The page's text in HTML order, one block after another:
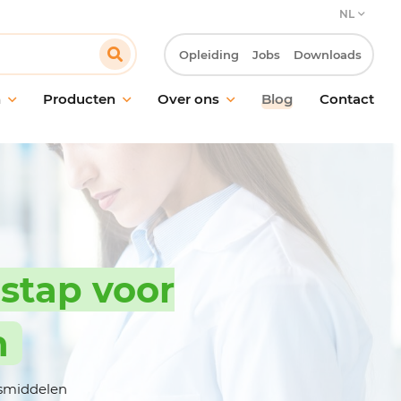
NL
Producten
van vloeren
van geurtjes
en
Over ons
Onze verbintenis
Onze klantbenadering
Innovatie & Laboratorium R&D
Onze MVO-verbintenissen
Werken bij Pollet
Blog Contact
Opleiding Jobs Downloads
voor